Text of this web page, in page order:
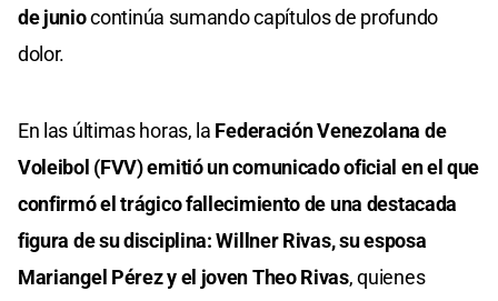
de juniocontinúa sumando capítulos de profundo
dolor.
En las últimas horas, la Federación Venezolana de
Voleibol (FVV) emitió un comunicado oficial en el que
confirmó el trágico fallecimiento de una destacada
figura de su disciplina: Willner Rivas, su esposa
Mariangel Pérez y el joven Theo Rivas, quienes